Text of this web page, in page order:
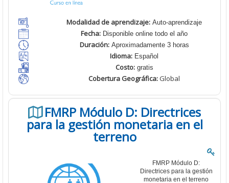
Modalidad de aprendizaje: Auto-aprendizaje
Fecha: Disponible online todo el año
Duración:Aproximadamente 3 horas
Idioma: Español
Costo:gratis
Cobertura Geográfica:Global
FMRP Módulo D: Directrices
para la gestión monetaria en el
terreno
FMRP Módulo D:
Directrices para la gestión
monetaria en el terreno